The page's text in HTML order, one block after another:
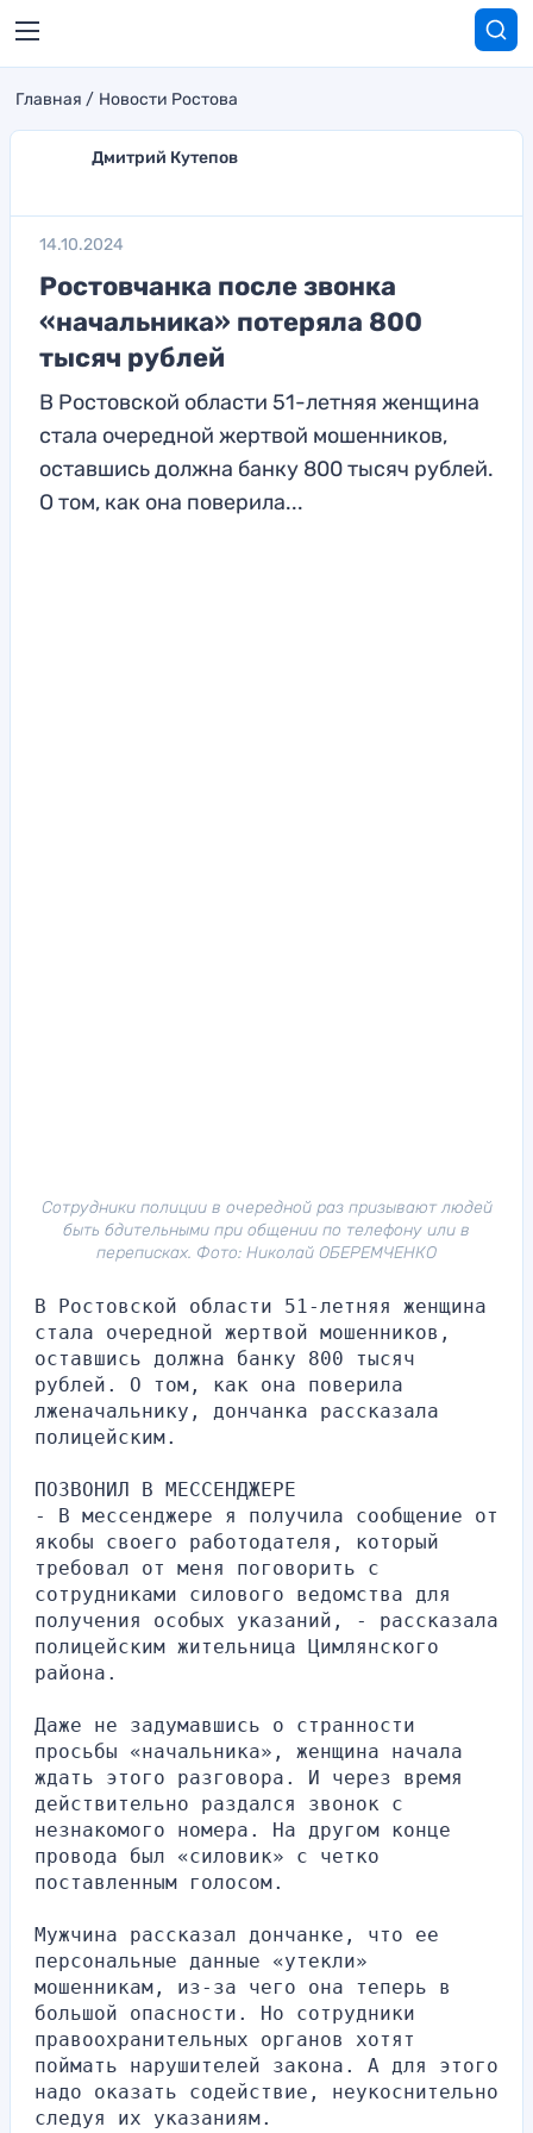
Главная Новости Ростова
Дмитрий Кутепов
14.10.2024
Ростовчанка после звонка
«начальника» потеряла 800
тысяч рублей
В Ростовской области 51-летняя женщина
стала очередной жертвой мошенников,
оставшись должна банку 800 тысяч рублей.
О том, как она поверила...
Сотрудники полиции в очередной раз призывают людей
быть бдительными при общении по телефону или в
переписках. Фото: Николай ОБЕРЕМЧЕНКО
В Ростовской области 51-летняя женщина
стала очередной жертвой мошенников,
оставшись должна банку 800 тысяч
рублей. О том, как она поверила
лженачальнику, дончанка рассказала
полицейским.
ПОЗВОНИЛ В МЕССЕНДЖЕРЕ
- В мессенджере я получила сообщение от
якобы своего работодателя, который
требовал от меня поговорить с
сотрудниками силового ведомства для
получения особых указаний, - рассказала
полицейским жительница Цимлянского
района.
Даже не задумавшись о странности
просьбы «начальника», женщина начала
ждать этого разговора. И через время
действительно раздался звонок с
незнакомого номера. На другом конце
провода был «силовик» с четко
поставленным голосом.
Мужчина рассказал дончанке, что ее
персональные данные «утекли»
мошенникам, из-за чего она теперь в
большой опасности. Но сотрудники
правоохранительных органов хотят
поймать нарушителей закона. А для этого
надо оказать содействие, неукоснительно
следуя их указаниям.